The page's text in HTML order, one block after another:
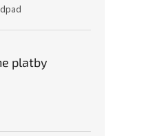
platby